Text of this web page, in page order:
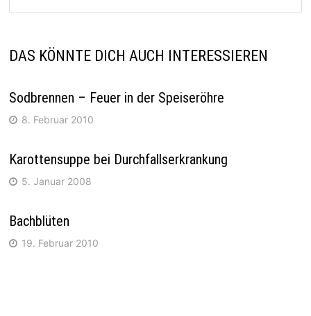
DAS KÖNNTE DICH AUCH INTERESSIEREN
Sodbrennen – Feuer in der Speiseröhre
8. Februar 2010
Karottensuppe bei Durchfallserkrankung
5. Januar 2008
Bachblüten
19. Februar 2010